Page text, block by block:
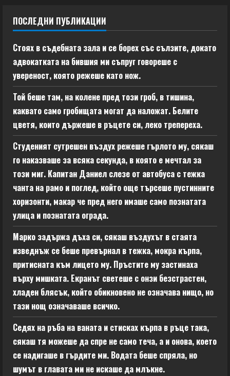
ПОСЛЕДНИ ПУБЛИКАЦИИ
Стоях в съдебната зала и се борех със сълзите, докато
адвокатката на бившия ми съпруг говореше с
увереност, която режеше като нож.
Той беше там, на колене пред този гроб, в тишина,
каквато само гробищата могат да наложат. Белите
цветя, които държеше в ръцете си, леко трепереха.
Студеният сутрешен въздух режеше гърлото му, сякаш
го наказваше за всяка секунда, в която е мечтал за
този миг. Капитан Даниел слезе от автобуса с тежка
чанта на рамо и поглед, който още търсеше пустинните
хоризонти, макар че пред него имаше само познатата
улица и познатата ограда.
Марко задържа дъха си, сякаш въздухът в стаята
изведнъж се беше превърнал в тежка, мокра кърпа,
притисната към лицето му. Пръстите му застинаха
върху мишката. Екранът светеше с онзи безстрастен,
хладен блясък, който обикновено не означава нищо, но
тази нощ означаваше всичко.
Седях на ръба на ваната и стисках кърпа в ръце така,
сякаш тя можеше да спре не само теча, а и онова, което
се надигаше в гърдите ми. Водата беше спряла, но
шумът в главата ми не искаше да млъкне.